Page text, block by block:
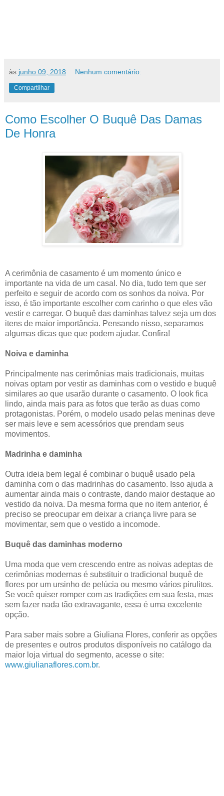
às junho 09, 2018 Nenhum comentário:
Compartilhar
Como Escolher O Buquê Das Damas
De Honra
A cerimônia de casamento é um momento único e
importante na vida de um casal. No dia, tudo tem que ser
perfeito e seguir de acordo com os sonhos da noiva. Por
isso, é tão importante escolher com carinho o que eles vão
vestir e carregar. O buquê das daminhas talvez seja um dos
itens de maior importância. Pensando nisso, separamos
algumas dicas que que podem ajudar. Confira!
Noiva e daminha
Principalmente nas cerimônias mais tradicionais, muitas
noivas optam por vestir as daminhas com o vestido e buquê
similares ao que usarão durante o casamento. O look fica
lindo, ainda mais para as fotos que terão as duas como
protagonistas. Porém, o modelo usado pelas meninas deve
ser mais leve e sem acessórios que prendam seus
movimentos.
Madrinha e daminha
Outra ideia bem legal é combinar o buquê usado pela
daminha com o das madrinhas do casamento. Isso ajuda a
aumentar ainda mais o contraste, dando maior destaque ao
vestido da noiva. Da mesma forma que no item anterior, é
preciso se preocupar em deixar a criança livre para se
movimentar, sem que o vestido a incomode.
Buquê das daminhas moderno
Uma moda que vem crescendo entre as noivas adeptas de
cerimônias modernas é substituir o tradicional buquê de
flores por um ursinho de pelúcia ou mesmo vários pirulitos.
Se você quiser romper com as tradições em sua festa, mas
sem fazer nada tão extravagante, essa é uma excelente
opção.
Para saber mais sobre a Giuliana Flores, conferir as opções
de presentes e outros produtos disponíveis no catálogo da
maior loja virtual do segmento, acesse o site:
www.giulianaflores.com.br.